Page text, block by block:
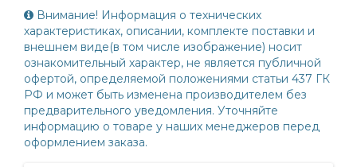
Внимание! Информация о технических
характеристиках, описании, комплекте поставки и
внешнем виде(в том числе изображение) носит
ознакомительный характер, не является публичной
офертой, определяемой положениями статьи 437 ГК
РФ и может быть изменена производителем без
предварительного уведомления. Уточняйте
информацию о товаре у наших менеджеров перед
оформлением заказа.